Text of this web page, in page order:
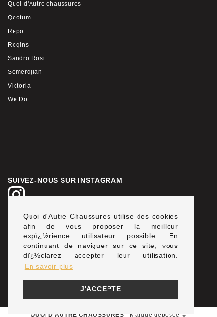
Quoi d'Autre Chaussures utilise des cookies
afin de vous proposer la meilleur
expï¿½rience utilisateur possible. En
continuant de naviguer sur ce site, vous
dï¿½clarez accepter leur utilisation.
En savoir plus
J'ACCEPTE
Quoi d'Autre chaussures
Qootum
Repo
Reqins
Sandro Rosi
Semerdjian
Victoria
We Do
SUIVEZ-NOUS SUR INSTAGRAM
LIVRAISON & PAIEMENT SÉCURISÉ
QUOI D'AUTRE CHAUSSURES - Marque déposée ©